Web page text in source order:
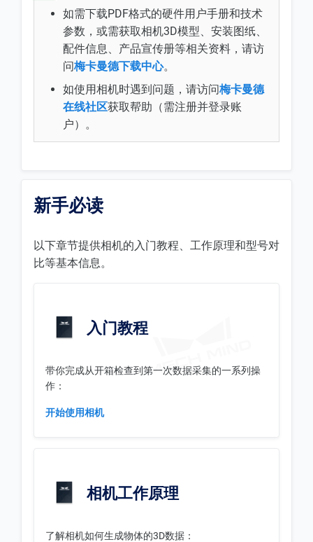
如需下载PDF格式的硬件用户手册和技术
参数，或需获取相机3D模型、安装图纸、
配件信息、产品宣传册等相关资料，请访
问梅卡曼德下载中心。
如使用相机时遇到问题，请访问梅卡曼德
在线社区获取帮助（需注册并登录账
户）。
新手必读
以下章节提供相机的入门教程、工作原理和型号对
比等基本信息。
入门教程
带你完成从开箱检查到第一次数据采集的一系列操
作：
开始使用相机
相机工作原理
了解相机如何生成物体的3D数据：